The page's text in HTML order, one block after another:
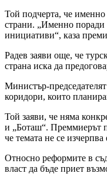
Той подчерта, че именно
страни. „Именно поради
инициативи“, каза
Радев заяви още, че
страна иска да
Министър-
коридори, които
Той заяви, че няма
и „Боташ“. Преммиерът
че темата не се
Относно реформите в
власт да бъде приет